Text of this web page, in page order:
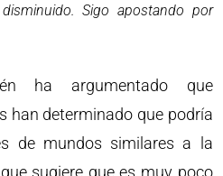
Sigo apostando por
ha argumentado que
han determinado que podría
de mundos similares a la